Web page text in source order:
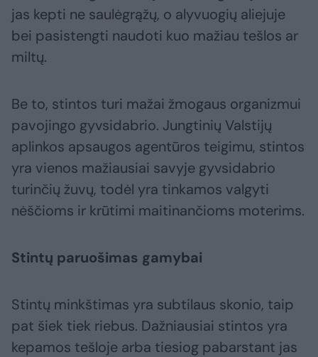
jas kepti ne saulėgrąžų, o alyvuogių aliejuje
bei pasistengti naudoti kuo mažiau tešlos ar
miltų.
Be to, stintos turi mažai žmogaus organizmui
pavojingo gyvsidabrio. Jungtinių Valstijų
aplinkos apsaugos agentūros teigimu, stintos
yra vienos mažiausiai savyje gyvsidabrio
turinčių žuvų, todėl yra tinkamos valgyti
nėščioms ir krūtimi maitinančioms moterims.
Stintų paruošimas gamybai
Stintų minkštimas yra subtilaus skonio, taip
pat šiek tiek riebus. Dažniausiai stintos yra
kepamos tešloje arba tiesiog pabarstant jas